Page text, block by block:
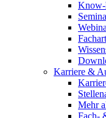
Karriere &
Mehr
Fach-